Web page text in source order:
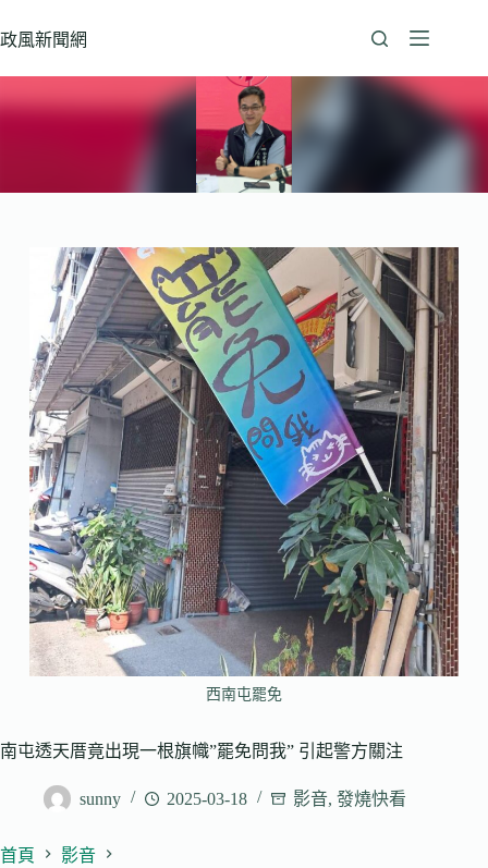
至
政風新聞網
西南屯罷免
南屯透天厝竟出現一根旗幟”罷免問我” 引起警方關注
sunny 2025-03-18 影音, 發燒快看
首頁
影音